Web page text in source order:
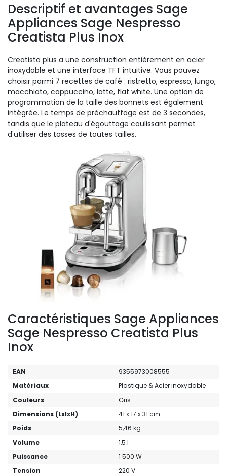
Descriptif et avantages Sage
Appliances Sage Nespresso
Creatista Plus Inox
Creatista plus a une construction entièrement en acier
inoxydable et une interface TFT intuitive. Vous pouvez
choisir parmi 7 recettes de café : ristretto, espresso, lungo,
macchiato, cappuccino, latte, flat white. Une option de
programmation de la taille des bonnets est également
intégrée. Le temps de préchauffage est de 3 secondes,
tandis que le plateau d'égouttage coulissant permet
d'utiliser des tasses de toutes tailles.
Caractéristiques Sage Appliances
Sage Nespresso Creatista Plus
Inox
EAN
9355973008555
Matériaux
Plastique & Acier inoxydable
Couleurs
Gris
Dimensions (LxlxH)
41 x 17 x 31 cm
Poids
5,46 kg
Volume
1,5 l
Puissance
1 500 W
Tension
220 V